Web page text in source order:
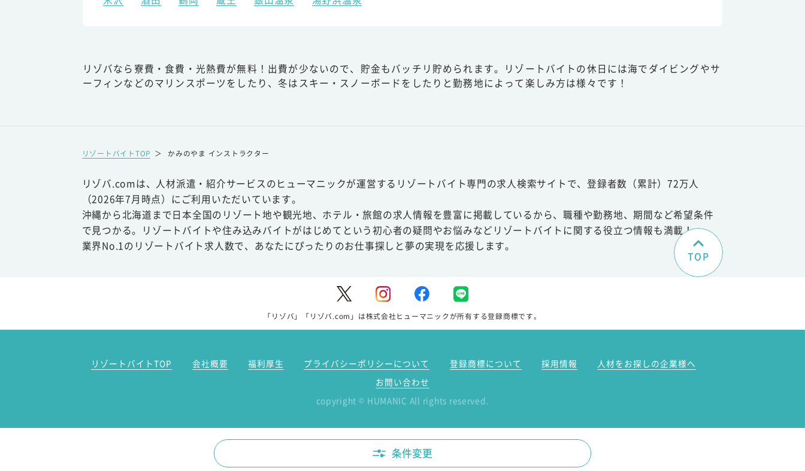
リゾバなら寮費・食費・光熱費が無料！出費が少ないので、貯金もバッチリ貯められます。リゾートバイトの休日には海でダイビングやサ
ーフィンなどのマリンスポーツをしたり、冬はスキー・スノーボードをしたりと勤務地によって楽しみ方は様々です！
リゾートバイトTOP ＞ かみのやま インストラクター
リゾバ.comは、人材派遣・紹介サービスのヒューマニックが運営するリゾートバイト専門の求人検索サイトで、登録者数（累計）72万人
（2026年7月時点）にご利用いただいています。
沖縄から北海道まで日本全国のリゾート地や観光地、ホテル・旅館の求人情報を豊富に掲載しているから、職種や勤務地、期間など希望条件
で見つかる。リゾートバイトや住み込みバイトがはじめてという初心者の疑問やお悩みなどリゾートバイトに関する役立つ情報も満載！
業界No.1のリゾートバイト求人数で、あなたにぴったりのお仕事探しと夢の実現を応援します。
TOP
「リゾバ」「リゾバ.com」は株式会社ヒューマニックが所有する登録商標です。
リゾートバイトTOP 会社概要 福利厚生 プライバシーポリシーについて 登録商標について 採用情報
人材をお探しの企業様へ
お問い合わせ
copyright © HUMANIC All rights reserved.
条件変更